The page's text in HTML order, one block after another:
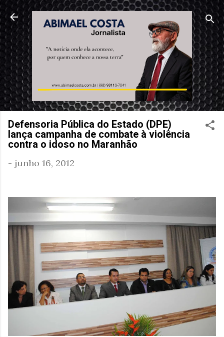
Pular para o conteúdo principal
Defensoria Pública do Estado (DPE)
lança campanha de combate à violência
contra o idoso no Maranhão
- junho 16, 2012